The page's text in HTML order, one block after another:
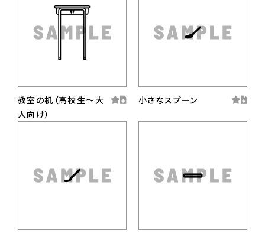
教室の机（高校生〜大
人向け）
小さなスプーン